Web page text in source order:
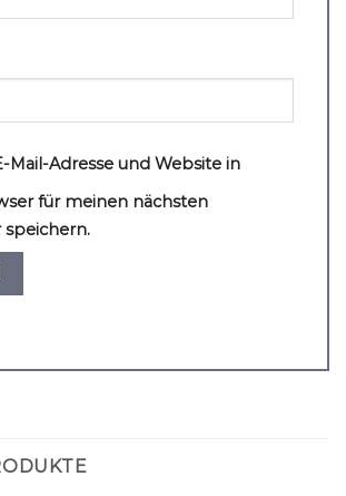
Mail-Adresse und Website in
für meinen nächsten